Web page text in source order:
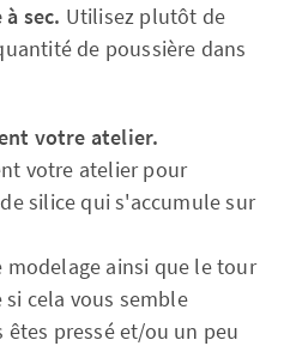
sec. Utilisez plutôt de
de poussière dans
votre atelier.
votre atelier pour
silice qui s'accumule sur
ainsi que le tour
si cela vous semble
pressé et/ou un peu